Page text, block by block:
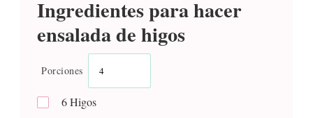
Ingredientes para hacer
ensalada de higos
Porciones
6Higos